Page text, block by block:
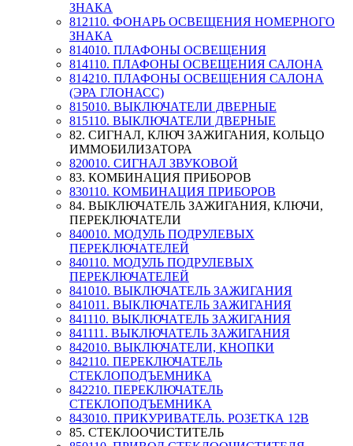
ЗНАКА
812110. ФОНАРЬ ОСВЕЩЕНИЯ НОМЕРНОГО
ЗНАКА
814010. ПЛАФОНЫ ОСВЕЩЕНИЯ
814110. ПЛАФОНЫ ОСВЕЩЕНИЯ САЛОНА
814210. ПЛАФОНЫ ОСВЕЩЕНИЯ САЛОНА
(ЭРА ГЛОНАСС)
815010. ВЫКЛЮЧАТЕЛИ ДВЕРНЫЕ
815110. ВЫКЛЮЧАТЕЛИ ДВЕРНЫЕ
82. СИГНАЛ, КЛЮЧ ЗАЖИГАНИЯ, КОЛЬЦО
ИММОБИЛИЗАТОРА
820010. СИГНАЛ ЗВУКОВОЙ
83. КОМБИНАЦИЯ ПРИБОРОВ
830110. КОМБИНАЦИЯ ПРИБОРОВ
84. ВЫКЛЮЧАТЕЛЬ ЗАЖИГАНИЯ, КЛЮЧИ,
ПЕРЕКЛЮЧАТЕЛИ
840010. МОДУЛЬ ПОДРУЛЕВЫХ
ПЕРЕКЛЮЧАТЕЛЕЙ
840110. МОДУЛЬ ПОДРУЛЕВЫХ
ПЕРЕКЛЮЧАТЕЛЕЙ
841010. ВЫКЛЮЧАТЕЛЬ ЗАЖИГАНИЯ
841011. ВЫКЛЮЧАТЕЛЬ ЗАЖИГАНИЯ
841110. ВЫКЛЮЧАТЕЛЬ ЗАЖИГАНИЯ
841111. ВЫКЛЮЧАТЕЛЬ ЗАЖИГАНИЯ
842010. ВЫКЛЮЧАТЕЛИ, КНОПКИ
842110. ПЕРЕКЛЮЧАТЕЛЬ
СТЕКЛОПОДЪЕМНИКА
842210. ПЕРЕКЛЮЧАТЕЛЬ
СТЕКЛОПОДЪЕМНИКА
843010. ПРИКУРИВАТЕЛЬ. РОЗЕТКА 12В
85. СТЕКЛООЧИСТИТЕЛЬ